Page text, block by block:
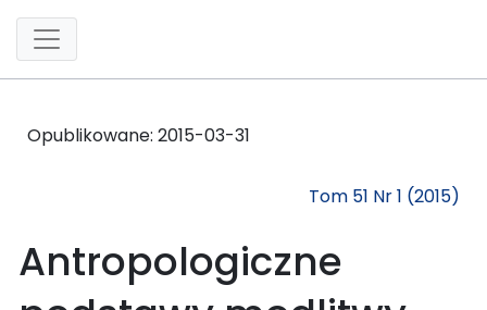
Opublikowane: 2015-03-31
Tom 51 Nr 1 (2015)
Antropologiczne